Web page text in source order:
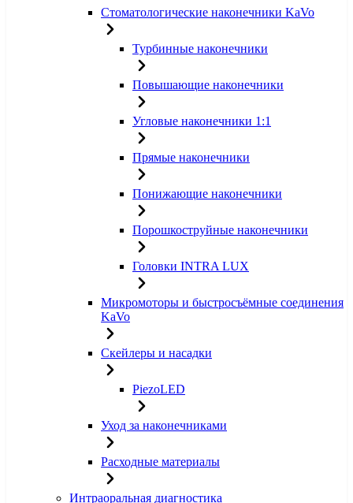
Стоматологические наконечники KaVo
Турбинные наконечники
Повышающие наконечники
Угловые наконечники 1:1
Прямые наконечники
Понижающие наконечники
Порошкоструйные наконечники
Головки INTRA LUX
Микромоторы и быстросъёмные соединения
KaVo
Скейлеры и насадки
PiezoLED
Уход за наконечниками
Расходные материалы
Интраоральная диагностика